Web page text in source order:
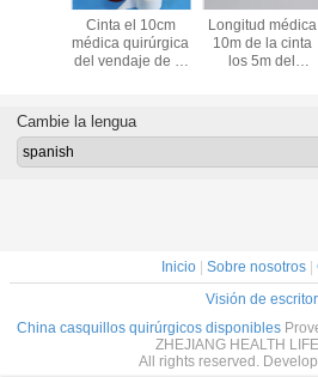
de PBT
Cinta el 10cm
médica quirúrgica
del vendaje de la
los deportes de la
prenda
elástico
Longitud médica
10m de la cinta
los 5m del
óxido de cinc
Cambie la lengua
Inicio| Sobre nosotros|
Visión de
China casquillos quirúrgicos disponibles
ZHEJIANG HEALTH
All rights reserved.